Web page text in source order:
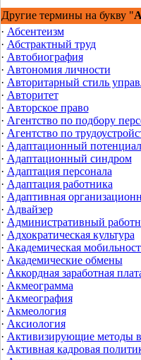
Другие термины на букву "А
· Абсентеизм
· Абстрактный труд
· Автобиография
· Автономия личности
· Авторитарный стиль
· Авторитет
· Авторское право
· Агентство по подбору
· Агентство по
· Адаптационный потенциал
· Адаптационный синдром
· Адаптация персонала
· Адаптация работника
· Адаптивная
· Адвайзер
· Административный
· Адхократическая культура
· Академическая
· Академические обмены
· Аккордная заработная
· Акмеограмма
· Акмеография
· Акмеология
· Аксиология
· Активизирующие методы
· Активная кадровая